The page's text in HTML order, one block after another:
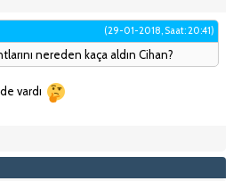
(29-01-2018, Saat: 20:41)
nereden kaça aldın Cihan?
vardı